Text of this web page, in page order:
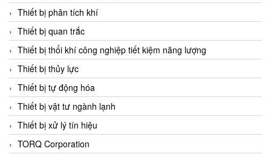
CMC Ventilazione
Coax Valves Inc
Codel
Cofimco
Coltraco
Comat Releco
Comax
COMETECH VietNam
Thiết bị phân tích khí
Thiết bị quan trắc
Thiết bị thổi khí công nghiệp tiết kiệm năng lượng
Thiết bị thủy lực
Thiết bị tự động hóa
Thiết bị vật tư ngành lạnh
Thiết bị xử lý tín hiệu
TORQ Corporation